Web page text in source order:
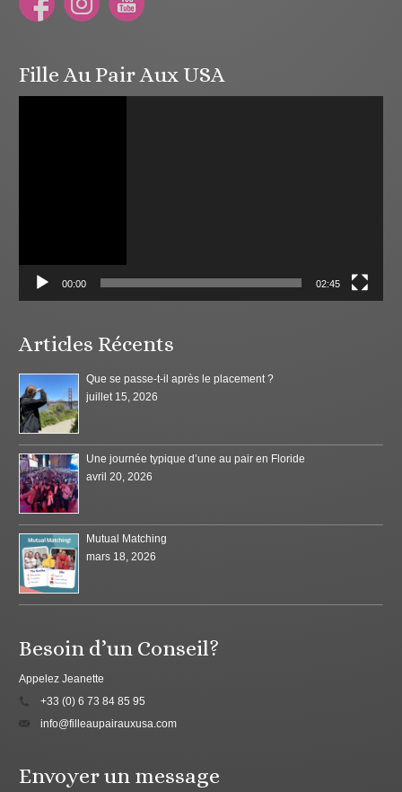
Fille Au Pair Aux USA
00:00 02:45
Articles Récents
Que se passe-t-il après le placement ?
juillet 15, 2026
Une journée typique d’une au pair en Floride
avril 20, 2026
Mutual Matching
mars 18, 2026
Besoin d’un Conseil?
Appelez Jeanette
+33 (0) 6 73 84 85 95
info@filleaupairauxusa.com
Envoyer un message